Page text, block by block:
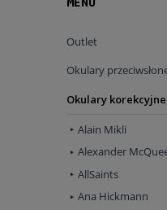
Outlet
Okulary
Okulary korekcyjne
Alain Mikli
Alexander
AllSaints
Ana Hickmann